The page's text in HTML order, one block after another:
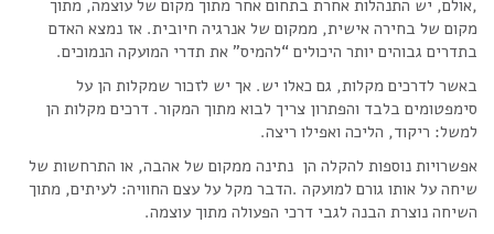
,אולם, יש התנהלות אחרת בתחום אחר מתוך מקום של עוצמה, מתוך
מקום של בחירה אישית, ממקום של אנרגיה חיובית. אז נמצא האדם
בתדרים גבוהים יותר היכולים “להמיס” את תדרי המועקה הנמוכים.
באשר לדרכים מקלות, גם כאלו יש. אך יש לזכור שמקלות הן על
סימפטומים בלבד והפתרון צריך לבוא מתוך המקור. דרכים מקלות הן
למשל: ריקוד, הליכה ואפילו ריצה.
אפשרויות נוספות להקלה הן נתינה ממקום של אהבה, או התרחשות של
שיחה על אותו גורם למועקה .הדבר מקל על עצם החוויה: לעיתים, מתוך
השיחה נוצרת הבנה לגבי דרכי הפעולה מתוך עוצמה.